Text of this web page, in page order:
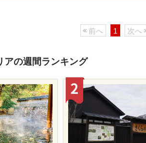
前へ 1 次へ
アの週間ランキング